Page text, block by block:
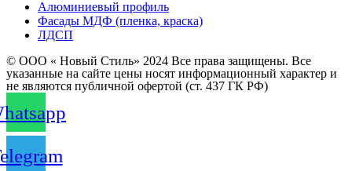
Алюминиевый профиль
Фасады МДФ (пленка, краска)
ЛДСП
© ООО « Новый Стиль» 2024 Все права защищены. Все
указанные на сайте цены носят информационный характер и
не являются публичной офертой (ст. 437 ГК РФ)